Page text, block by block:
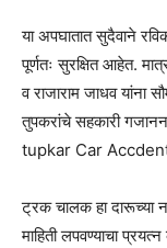
या अपघातात सुदैवाने
पूर्णतः सुरक्षित आहेत.
व राजाराम जाधव यांना
तुपकरांचे सहकारी
tupkar Car
ट्रक चालक हा दारूच्या
माहिती लपवण्याचा